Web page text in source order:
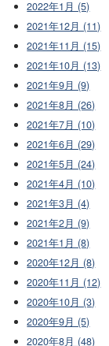
2022年1月 (5)
2021年12月 (11)
2021年11月 (15)
2021年10月 (13)
2021年9月 (9)
2021年8月 (26)
2021年7月 (10)
2021年6月 (29)
2021年5月 (24)
2021年4月 (10)
2021年3月 (4)
2021年2月 (9)
2021年1月 (8)
2020年12月 (8)
2020年11月 (12)
2020年10月 (3)
2020年9月 (5)
2020年8月 (48)